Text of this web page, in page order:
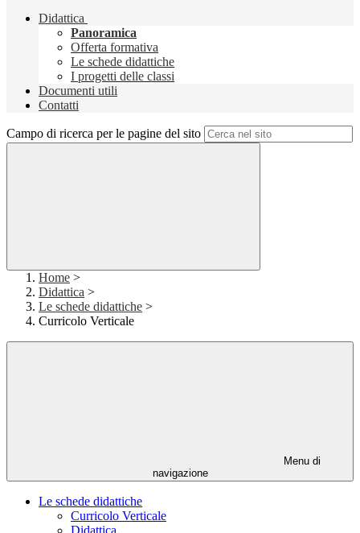
Didattica
Panoramica
Offerta formativa
Le schede didattiche
I progetti delle classi
Documenti utili
Contatti
Campo di ricerca per le pagine del sito
Home >
Didattica >
Le schede didattiche >
Curricolo Verticale
Menu di
navigazione
Le schede didattiche
Curricolo Verticale